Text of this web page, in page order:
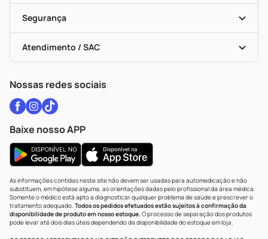
Cupons E Ofertas
Black Friday
Alomed
Formas De Pagamento
Troca E Devolução
Bulas De A A Z
Políticas De Marketplace
Serviços Farmacêuticos
Testes Rápidos
Autoteste Covid-19
Vacinas
Segurança
Portal Da Privacidade
Atendimento / SAC
Nossas redes sociais
Baixe nosso APP
As informações contidas neste site não devem ser usadas para automedicação e não
substituem, em hipótese alguma, as orientações dadas pelo profissional da área médica.
Somente o médico está apto a diagnosticar qualquer problema de saúde e prescrever o
tratamento adequado. Todos os pedidos efetuados estão sujeitos à confirmação da
disponibilidade de produto em nosso estoque.O processo de separação dos produtos
pode levar até dois dias úteis dependendo da disponibilidade do estoque em loja.